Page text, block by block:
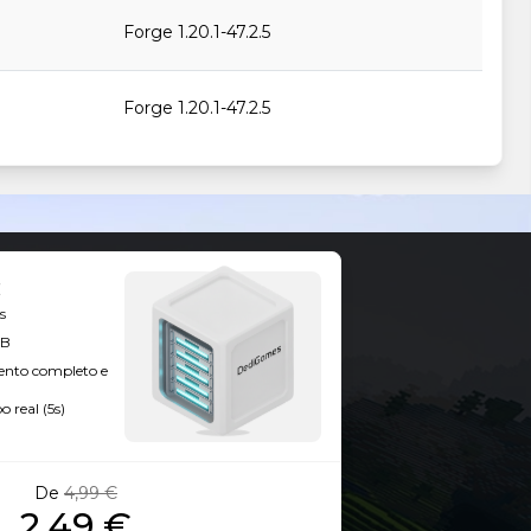
Forge 1.20.1-47.2.5
Forge 1.20.1-47.2.5
Forge 1.20.1-47.1.47
Forge 1.20.1-47.1.0
completo e
real (5s)
De 4,99 €